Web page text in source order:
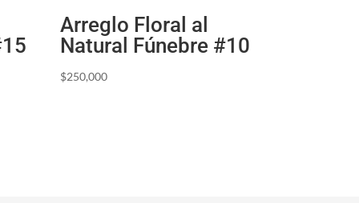
Arreglo Floral al
Natural Fúnebre #10
$250,000